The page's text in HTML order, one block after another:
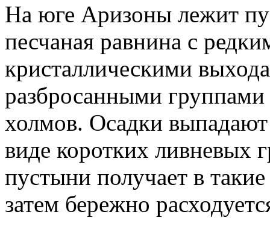
На юге Аризоны лежит
песчаная равнина с
кристаллическими
разбросанными
холмов. Осадки
виде коротких ливневых
пустыни получает в
затем бережно